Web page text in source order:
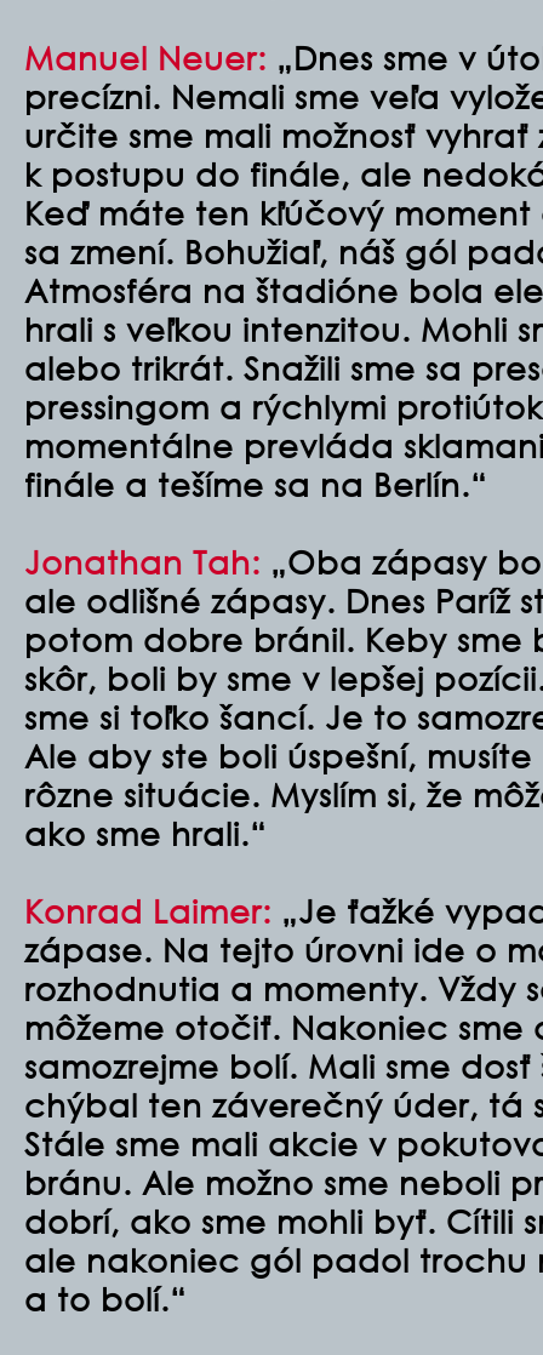
Manuel Neuer: „Dnes sme v
precízni. Nemali sme veľa
určite sme mali možnosť vyhrať
k postupu do finále, ale
Keď máte ten kľúčový moment
sa zmení. Bohužiaľ, náš gól
Atmosféra na štadióne bola
hrali s veľkou intenzitou. Mohli
alebo trikrát. Snažili sme sa
pressingom a rýchlymi
momentálne prevláda
finále a tešíme sa na Berlín.“
Jonathan Tah: „Oba zápasy
ale odlišné zápasy. Dnes Paríž
potom dobre bránil. Keby sme
skôr, boli by sme v lepšej
sme si toľko šancí. Je to
Ale aby ste boli úspešní,
rôzne situácie. Myslím si, že
ako sme hrali.“
Konrad Laimer: „Je ťažké
zápase. ​​Na tejto úrovni ide o
rozhodnutia a momenty. Vždy
môžeme otočiť. Nakoniec sme
samozrejme bolí. Mali sme
chýbal ten záverečný úder, tá
Stále sme mali akcie v
bránu. Ale možno sme neboli
dobrí, ako sme mohli byť. Cítili
ale nakoniec gól padol trochu
a to bolí.“